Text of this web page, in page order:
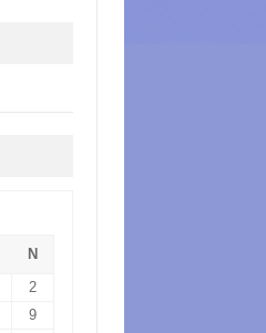
N
2
9